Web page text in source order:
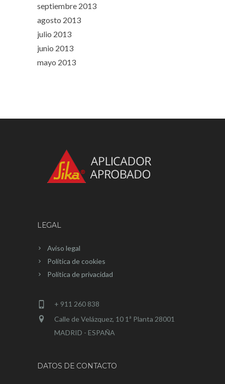
septiembre 2013
agosto 2013
julio 2013
junio 2013
mayo 2013
LEGAL
Aviso legal
Política de cookies
Política de privacidad
+ 911 260 838
Calle de Velázquez, 10 1ª Planta 28001
MADRID - ESPAÑA
DATOS DE CONTACTO